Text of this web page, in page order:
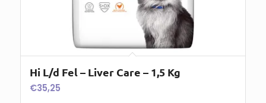
Hi L/d Fel – Liver Care – 1,5 Kg
€35,25